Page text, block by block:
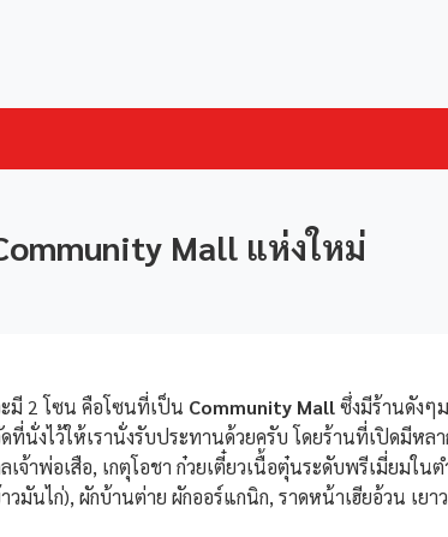
Mall แห่งใหม่
มี 2 โซน คือโซนที่เป็น Community Mallซึ่งมีร้านดังๆ
นั่งไว้ให้เรานั่งรับประทานด้วยครับ โดยร้านที่เปิดมีหล
จ้าพ่อเสือ, เกตุโอชา ก๋วยเตี๋ยวเนื้อตุ๋นระดับพรีเมี่ยมใ
มันไก่), ผักบ้านต่าย ผักออร์แกนิก, ราดหน้าเฮียอ้วน เยา